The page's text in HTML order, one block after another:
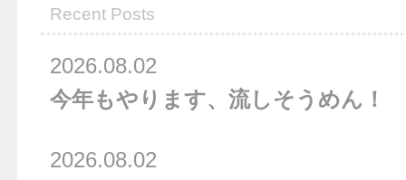
Recent Posts
今年もやります、流しそうめん！
2026.08.02
2026.08.02